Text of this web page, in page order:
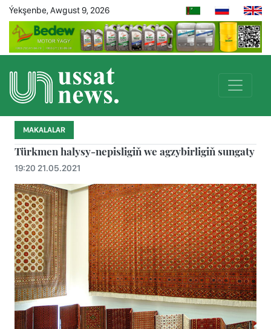
Ýekşenbe, Awgust 9, 2026
MAKALALAR
Türkmen halysy-nepisligiň we agzybirligiň sungaty
19:20 21.05.2021